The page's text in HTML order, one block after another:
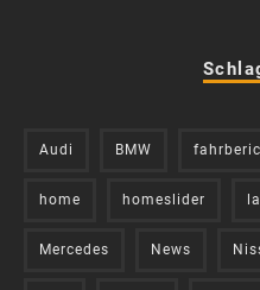
Audi BMW
home homeslider
Mercedes News